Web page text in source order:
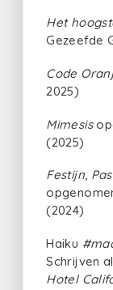
Het
Gezeefde
Code
2025)
Mimesis
(2025)
Festijn,
(2024)
Haiku
Schrijven
Hotel